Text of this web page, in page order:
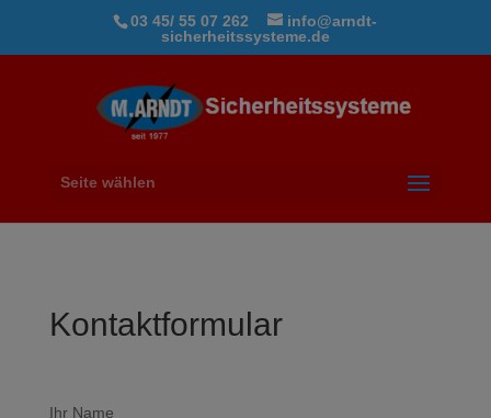
03 45/ 55 07 262
info@arndt-
sicherheitssysteme.de
Seite wählen
Kontaktformular
Ihr Name